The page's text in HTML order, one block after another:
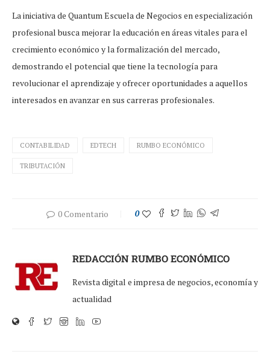
La iniciativa de Quantum Escuela de Negocios en especialización
profesional busca mejorar la educación en áreas vitales para el
crecimiento económico y la formalización del mercado,
demostrando el potencial que tiene la tecnología para
revolucionar el aprendizaje y ofrecer oportunidades a aquellos
interesados en avanzar en sus carreras profesionales.
CONTABILIDAD EDTECH RUMBO ECONÓMICO
TRIBUTACIÓN
0 Comentario 0
REDACCIÓN RUMBO ECONÓMICO
Revista digital e impresa de negocios, economía y
actualidad